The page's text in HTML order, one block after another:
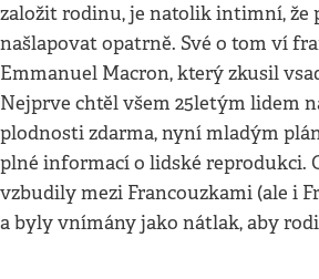
založit rodinu, je natolik intimní, že
našlapovat opatrně. Své o tom ví
Emmanuel Macron, který zkusil
Nejprve chtěl všem 25letým lidem
plodnosti zdarma, nyní mladým
plné informací o lidské reprodukci.
vzbudily mezi Francouzkami (ale i
a byly vnímány jako nátlak, aby